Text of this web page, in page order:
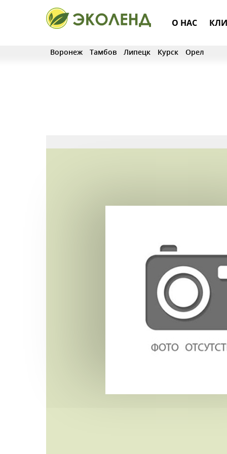
О НАС
Воронеж Тамбов Липецк Курск Орел